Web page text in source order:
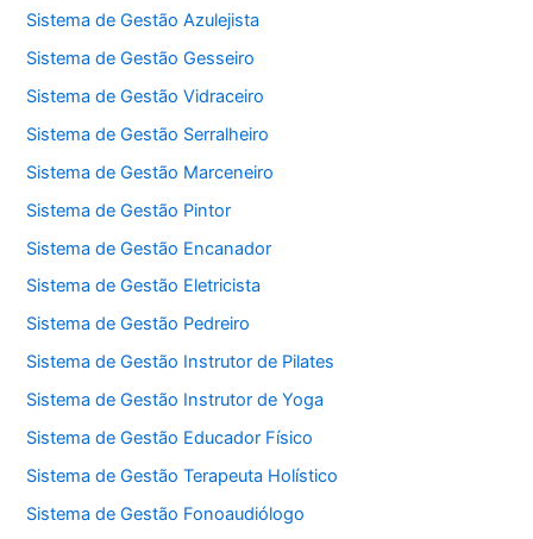
Sistema de Gestão Azulejista
Sistema de Gestão Gesseiro
Sistema de Gestão Vidraceiro
Sistema de Gestão Serralheiro
Sistema de Gestão Marceneiro
Sistema de Gestão Pintor
Sistema de Gestão Encanador
Sistema de Gestão Eletricista
Sistema de Gestão Pedreiro
Sistema de Gestão Instrutor de Pilates
Sistema de Gestão Instrutor de Yoga
Sistema de Gestão Educador Físico
Sistema de Gestão Terapeuta Holístico
Sistema de Gestão Fonoaudiólogo